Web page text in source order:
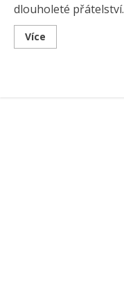
dlouholeté přátelství.
Více
more